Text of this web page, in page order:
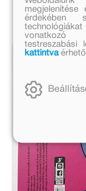
érdekében
vonatkozó
testreszabási
kattintvaérhető